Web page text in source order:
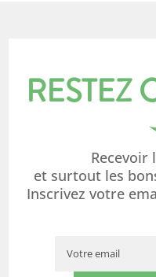
RESTEZ
Recevoir
et surtout les
Inscrivez votre